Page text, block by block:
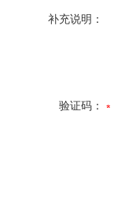
补充说明：
验证码：